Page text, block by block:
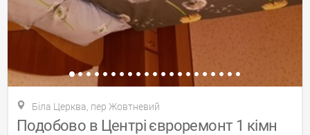
Біла Церква, пер Жовтневий
Подобово в Центрі євроремонт 1 кімн